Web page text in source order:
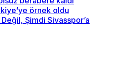
örnek oldu
Şimdi Sivasspor’a